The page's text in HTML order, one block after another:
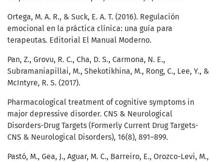
Ortega, M. A. R., & Suck, E. A. T. (2016). Regulación
emocional en la práctica clínica: una guía para
terapeutas. Editorial El Manual Moderno.
Pan, Z., Grovu, R. C., Cha, D. S., Carmona, N. E.,
Subramaniapillai, M., Shekotikhina, M., Rong, C., Lee, Y., &
McIntyre, R. S. (2017).
Pharmacological treatment of cognitive symptoms in
major depressive disorder. CNS & Neurological
Disorders-Drug Targets (Formerly Current Drug Targets-
CNS & Neurological Disorders), 16(8), 891–899.
Pastó, M., Gea, J., Aguar, M. C., Barreiro, E., Orozco-Levi, M.,